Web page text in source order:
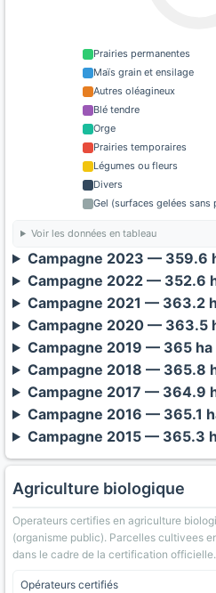
Prairies permanentes
Maïs grain et ensilage
Autres oléagineux
Blé tendre
Orge
Prairies temporaires
Légumes ou fleurs
Divers
Gel (surfaces gelées sans
Voir les données en tableau
Campagne 2023 — 359.6
Campagne 2022 — 352.6
Campagne 2021 — 363.2
Campagne 2020 — 363.5
Campagne 2019 — 365 ha
Campagne 2018 — 365.8
Campagne 2017 — 364.9
Campagne 2016 — 365.1
Campagne 2015 — 365.3
Agriculture biologique
Operateurs certifies en agriculture
(organisme public). Parcelles cultivees
dans le cadre de la certification officielle.
Opérateurs certifiés